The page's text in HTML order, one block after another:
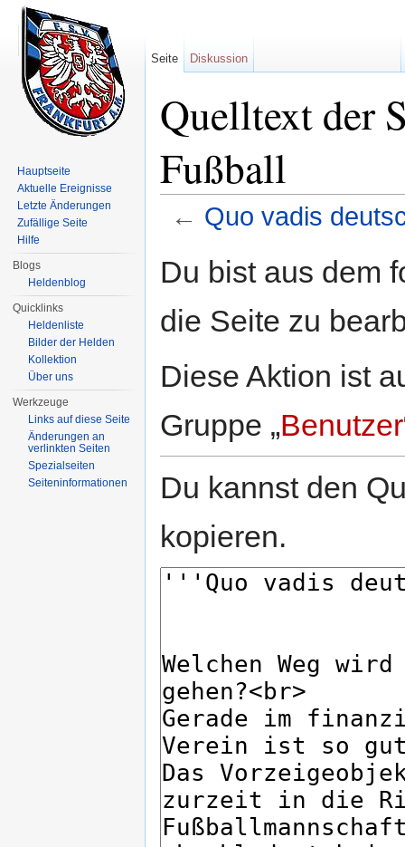
Quelltext der
Fußball
← Quo vadis
Du bist aus dem
die Seite zu
Diese Aktion ist
Gruppe „Benutzer
Du kannst den
kopieren.
Seite Diskussion
Hauptseite
Aktuelle Ereignisse
Letzte Änderungen
Zufällige Seite
Hilfe
Blogs
Heldenblog
Quicklinks
Heldenliste
Bilder der Helden
Kollektion
Über uns
Werkzeuge
Links auf diese Seite
Änderungen an
verlinkten Seiten
Spezialseiten
Seiten­informationen